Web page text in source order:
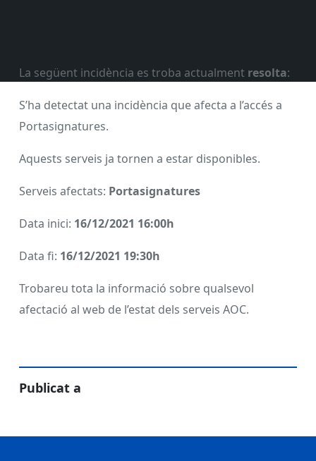
La següent incidència es troba actualment resolta:
S’ha detectat una incidència que afecta a l’accés a
Portasignatures.
Aquests serveis ja tornen a estar disponibles.
Serveis afectats: Portasignatures
Data inici: 16/12/2021 16:00h
Data fi: 16/12/2021 19:30h
Trobareu tota la informació sobre qualsevol
afectació al web de l’estat dels serveis AOC.
Publicat a